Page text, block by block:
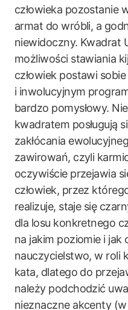
człowieka pozostanie
armat do wróbli, a
niewidoczny. Kwadrat
możliwości stawiania
człowiek postawi
i inwolucyjnym
bardzo pomysłowy.
kwadratem posługują
zakłócania
zawirowań, czyli
oczywiście przejawia
człowiek, przez
realizuje, staje się
dla losu konkretnego
na jakim poziomie i
nauczycielstwo, w roli
kata, dlatego do
należy podchodzić
nieznaczne akcenty